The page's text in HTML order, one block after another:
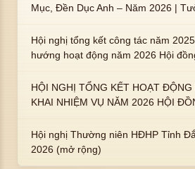
Mục, Đền Dục Anh – Năm 2026 |
trai : ngài Phạm Huy, Phạm Miện
Hội nghị tổng kết công tác năm
hướng hoạt động năm 2026 Hội
HỘI NGHỊ TỔNG KẾT HOẠT
KHAI NHIỆM VỤ NĂM 2026 HỘI ĐỒNG HỌ PHẠM
Hội nghị Thường niên HĐHP Tỉnh
2026 (mở rộng)